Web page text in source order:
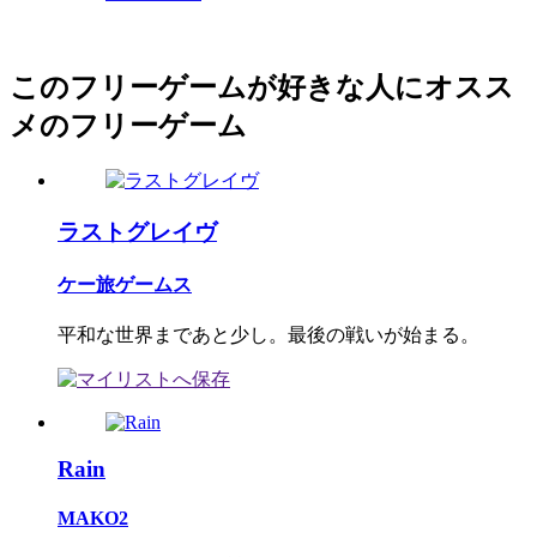
このフリーゲームが好きな人にオスス
メのフリーゲーム
ラストグレイヴ
ケー旅ゲームス
平和な世界まであと少し。最後の戦いが始まる。
Rain
MAKO2